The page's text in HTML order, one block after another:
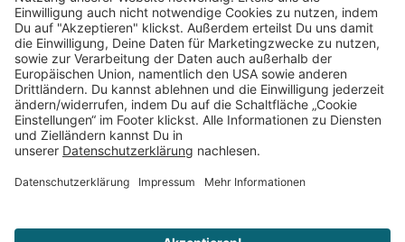
Mitglied im:
Impressum AGB Widerrufsbelehrung